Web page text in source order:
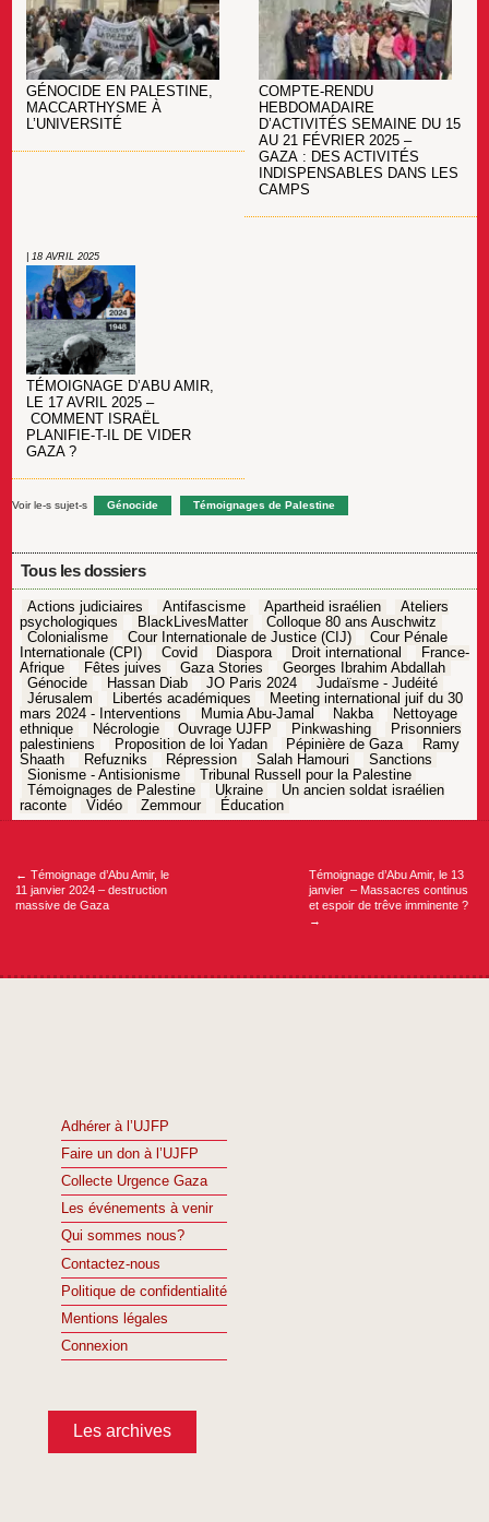
GÉNOCIDE EN PALESTINE,
MACCARTHYSME À
L’UNIVERSITÉ
COMPTE-RENDU
HEBDOMADAIRE
D’ACTIVITÉS SEMAINE DU 15
AU 21 FÉVRIER 2025 –
GAZA : DES ACTIVITÉS
INDISPENSABLES DANS LES
CAMPS
| 18 AVRIL 2025
TÉMOIGNAGE D’ABU AMIR,
LE 17 AVRIL 2025 –
COMMENT ISRAËL
PLANIFIE-T-IL DE VIDER
GAZA ?
Voir le-s sujet-s Génocide Témoignages de Palestine
Tous les dossiers
Actions judiciaires Antifascisme Apartheid israélien
Ateliers
psychologiques
BlackLivesMatter
Colloque 80 ans Auschwitz
Colonialisme
Cour Internationale de Justice (CIJ)
Cour Pénale
Internationale (CPI)
Covid Diaspora Droit international
France-
Afrique
Fêtes juives Gaza Stories
Georges Ibrahim Abdallah
Génocide
Hassan Diab JO Paris 2024
Judaïsme - Judéité
Jérusalem
Libertés académiques
Meeting international juif du 30
mars 2024 - Interventions
Mumia Abu-Jamal Nakba
Nettoyage
ethnique
Nécrologie Ouvrage UJFP Pinkwashing
Prisonniers
palestiniens
Proposition de loi Yadan Pépinière de Gaza
Ramy
Shaath
Refuzniks Répression Salah Hamouri
Sanctions
Sionisme - Antisionisme
Tribunal Russell pour la Palestine
Témoignages de Palestine
Ukraine
Un ancien soldat israélien
raconte
Vidéo Zemmour Éducation
Navigation
← Témoignage d’Abu Amir, le
11 janvier 2024 – destruction
massive de Gaza
Témoignage d’Abu Amir, le 13
janvier – Massacres continus
et espoir de trêve imminente ?
→
Adhérer à l’UJFP
Faire un don à l’UJFP
Collecte Urgence Gaza
Les événements à venir
Qui sommes nous?
Contactez-nous
Politique de confidentialité
Mentions légales
Connexion
Les archives